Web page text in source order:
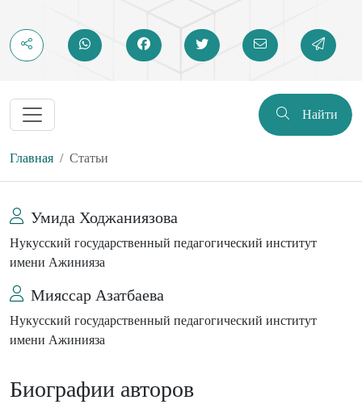
Найти
Главная Статьи
Умида Ходжаниязова
Нукусский государственный педагогический институт
имени Ажинияза
Мияссар Азатбаева
Нукусский государственный педагогический институт
имени Ажинияза
Биографии авторов